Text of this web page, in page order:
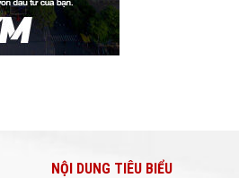
NỘI DUNG TIÊU BIỂU